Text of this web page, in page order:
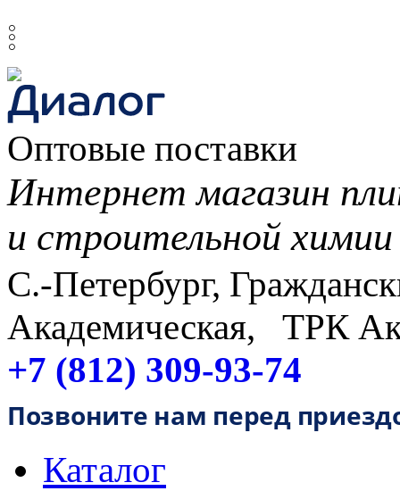
𓏬
Оптовые поставки
Интернет магазин
и строительной химии
С.-Петербург,
Академическая, ТРК
+7 (812) 309-93-74
Позвоните нам перед
Каталог